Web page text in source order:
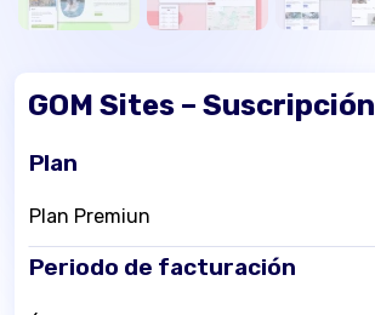
GOM Sites – Suscripción
Plan
Periodo de facturación